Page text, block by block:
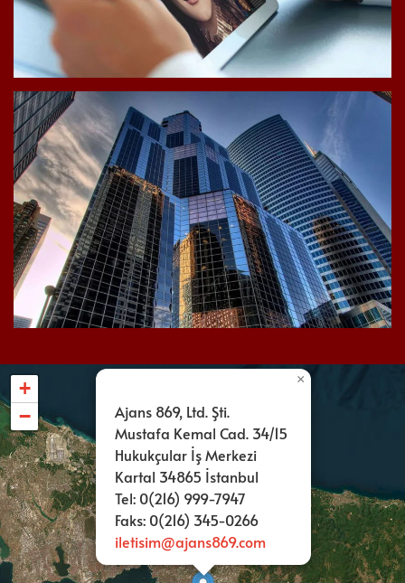
Ajans 869, Ltd. Şti.
Mustafa Kemal Cad. 34/15
Hukukçular İş Merkezi
Kartal 34865 İstanbul
Tel: 0(216) 999-7947
Faks: 0(216) 345-0266
iletisim@ajans869.com
×
+
−